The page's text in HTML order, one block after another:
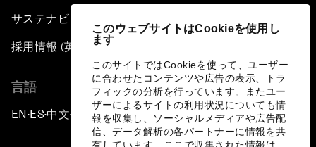
このウェブサイトはCookieを使用し
ます
このサイトではCookieを使って、ユーザー
に合わせたコンテンツや広告の表示、トラ
フィックの分析を行っています。またユー
ザーによるサイトの利用状況についても情
報を収集し、ソーシャルメディアや広告配
信、データ解析の各パートナーに情報を共
サステナビリティへの取り組み
採用情報 (英語のみ)
言語
EN ▪ ES▪中文▪ 日本語